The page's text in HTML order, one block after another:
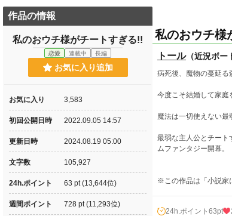
私のおウチ様
トール（近況ボー
病死後、魔物の蔓延る
今度こそ結婚して家庭
魔法は一切使えない最
最弱な主人公とチート
ムファンタジー開幕。
※この作品は「小説家
24h.ポイント 63pt
作品の情報
私のおウチ様がチートすぎる!!
恋愛 連載中 長編
お気に入り追加
お気に入り 3,583
初回公開日時 2022.09.05 14:57
更新日時 2024.08.19 05:00
文字数 105,927
24h.ポイント 63 pt (13,644位)
週間ポイント 728 pt (11,293位)